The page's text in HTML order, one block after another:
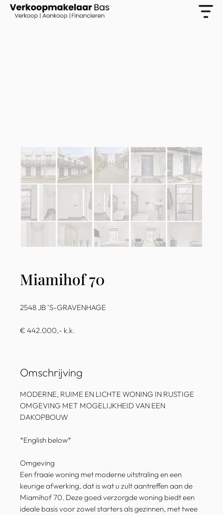
Miamihof 70
2548 JB ‘S-GRAVENHAGE
€ 442.000,- k.k.
Omschrijving
MODERNE, RUIME EN LICHTE WONING IN RUSTIGE
OMGEVING MET MOGELIJKHEID VAN EEN
DAKOPBOUW
*English below*
Omgeving
Een fraaie woning met moderne uitstraling en een
keurige afwerking, dat is wat u zult aantreffen aan de
Miamihof 70. Deze goed verzorgde woning biedt een
ideale basis voor zowel starters als gezinnen, met twee